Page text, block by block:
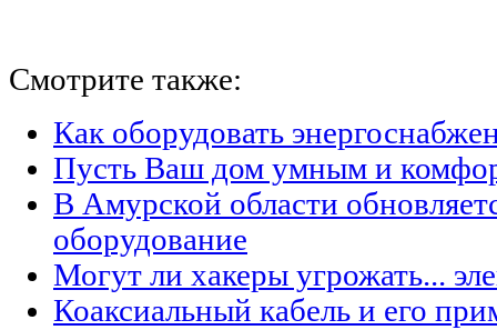
Смотрите также:
Как оборудовать
Пусть Ваш дом умным и
В Амурской области
оборудование
Могут ли хакеры угрожать...
Коаксиальный кабель и его